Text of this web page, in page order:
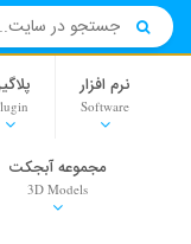
نرم افزار
Software
مجموعه آبجکت
3D Models